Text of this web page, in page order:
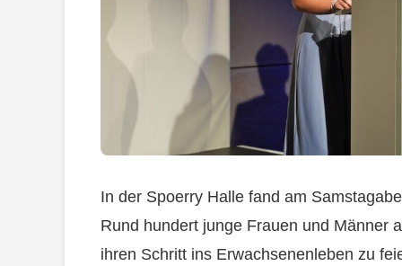
In der Spoerry Halle fand am
Rund hundert junge Frauen und Männer
ihren Schritt ins Erwachsenenleben zu